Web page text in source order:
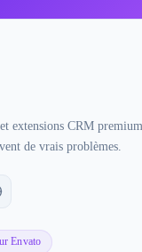
extensions CRM
de vrais problèmes.
Envato